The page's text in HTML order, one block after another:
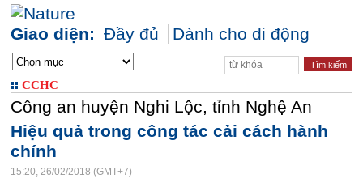
Giao diện: Đầy đủ Dành cho di động
CCHC
Công an huyện Nghi Lộc, tỉnh Nghệ An
Hiệu quả trong công tác cải cách hành
chính
15:20, 26/02/2018 (GMT+7)